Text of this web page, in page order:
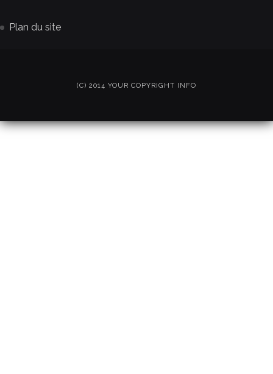
Plan du site
(C) 2014 YOUR COPYRIGHT INFO